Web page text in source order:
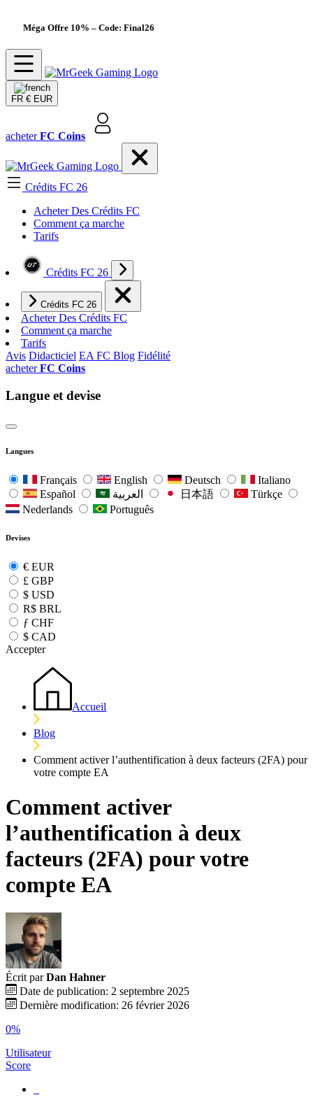
Méga Offre 10% – Code: Final26
FR € EUR
acheterFC Coins
Crédits FC 26
Acheter Des Crédits FC
Comment ça marche
Tarifs
Crédits FC 26
Crédits FC 26
Acheter Des Crédits FC
Comment ça marche
Tarifs
Avis Didacticiel EA FC Blog Fidélité
acheterFC Coins
Langue et devise
Langues
Français English Deutsch
Italiano
Español
日本語
Türkçe
Nederlands
Português
Devises
€ EUR
£ GBP
$ USD
R$ BRL
ƒ CHF
$ CAD
Accepter
Accueil
Blog
Comment activer l’authentification à deux facteurs (2FA) pour
votre compte EA
Comment activer
l’authentification à deux
facteurs (2FA) pour votre
compte EA
Écrit par Dan Hahner
Date de publication: 2 septembre 2025
Dernière modification: 26 février 2026
0%
Utilisateur
Score